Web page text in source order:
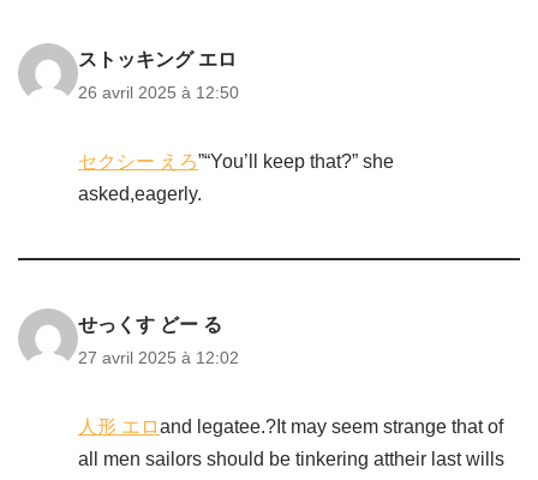
ストッキング エロ
26 avril 2025 à 12:50
セクシー えろ”“You’ll keep that?” she
asked,eagerly.
せっくす どー る
27 avril 2025 à 12:02
人形 エロand legatee.?It may seem strange that of
all men sailors should be tinkering attheir last wills